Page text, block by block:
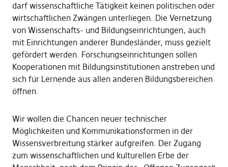
darf wissenschaftliche Tätigkeit keinen politischen oder
wirtschaftlichen Zwängen unterliegen. Die Vernetzung
von Wissenschafts- und Bildungseinrichtungen, auch
mit Einrichtungen anderer Bundesländer, muss gezielt
gefördert werden. Forschungseinrichtungen sollen
Kooperationen mit Bildungsinstitutionen anstreben und
sich für Lernende aus allen anderen Bildungsbereichen
öffnen.
Wir wollen die Chancen neuer technischer
Möglichkeiten und Kommunikationsformen in der
Wissensverbreitung stärker aufgreifen. Der Zugang
zum wissenschaftlichen und kulturellen Erbe der